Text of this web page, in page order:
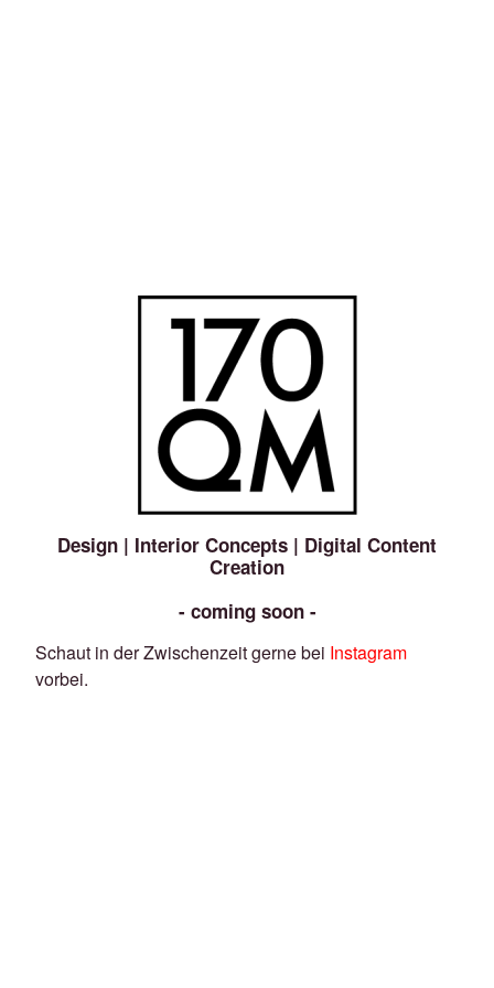
Design | Interior Concepts | Digital Content
Creation
- coming soon -
Schaut in der Zwischenzeit gerne bei Instagram
vorbei.